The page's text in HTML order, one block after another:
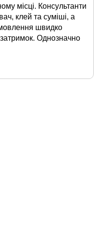
місці. Консультанти
клей та суміші, а
швидко
Однозначно